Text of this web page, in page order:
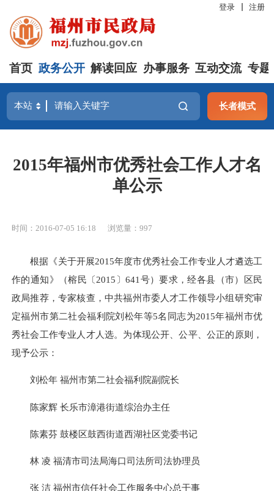
登录 注册
首页 政务公开 解读回应 办事服务 互动交流 专题
长者模式
2015年福州市优秀社会工作人才名
单公示
时间：2016-07-05 16:18 浏览量：997
根据《关于开展2015年度市优秀社会工作专业人才遴选工
作的通知》（榕民 〔2015 〕641 号）要求，经各县（市）区民
政局推荐，专家核查，中共福州市委人才工作领导小组研究审
定福州市第二社会福利院刘松年等5名同志为2015年福州市优
秀社会工作专业人才人选。为体现公开、公平、公正的原则，
现予公示：
刘松年 福州市第二社会福利院副院长
陈家辉 长乐市漳港街道综治办主任
陈素芬 鼓楼区鼓西街道西湖社区党委书记
林 凌 福清市司法局海口司法所司法协理员
张 洁 福州市信任社会工作服务中心总干事